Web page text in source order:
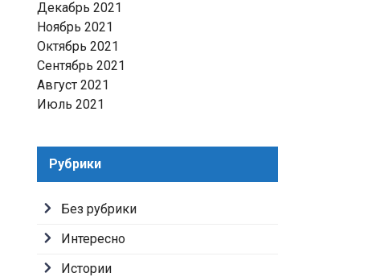
Декабрь 2021
Ноябрь 2021
Октябрь 2021
Сентябрь 2021
Август 2021
Июль 2021
Рубрики
Без рубрики
Интересно
Истории